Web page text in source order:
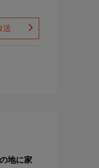
送
地に家